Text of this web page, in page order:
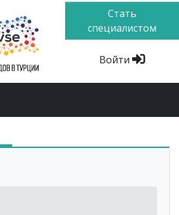
Стать
специалистом
Войти